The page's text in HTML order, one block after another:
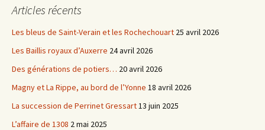
Articles récents
Les bleus de Saint-Verain et les Rochechouart 25 avril 2026
Les Baillis royaux d’Auxerre 24 avril 2026
Des générations de potiers… 20 avril 2026
Magny et La Rippe, au bord de l’Yonne 18 avril 2026
La succession de Perrinet Gressart13 juin 2025
L’affaire de 1308 2 mai 2025